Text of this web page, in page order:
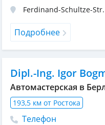
Ferdinand-Schultze-
Подробнее
Dipl.-Ing. Igor
Автомастерская в
193,5 км от Ростока
Телефон